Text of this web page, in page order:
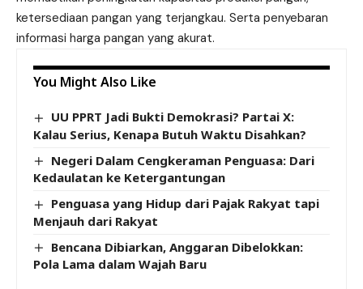
ketersediaan pangan yang terjangkau. Serta penyebaran
informasi harga pangan yang akurat.
You Might Also Like
UU PPRT Jadi Bukti Demokrasi? Partai X:
Kalau Serius, Kenapa Butuh Waktu Disahkan?
Negeri Dalam Cengkeraman Penguasa: Dari
Kedaulatan ke Ketergantungan
Penguasa yang Hidup dari Pajak Rakyat tapi
Menjauh dari Rakyat
Bencana Dibiarkan, Anggaran Dibelokkan:
Pola Lama dalam Wajah Baru